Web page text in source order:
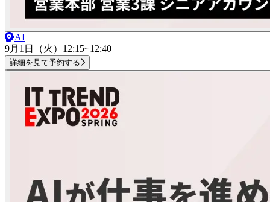
AI
9月1日（火） 12:15~12:40
詳細を見て予約する